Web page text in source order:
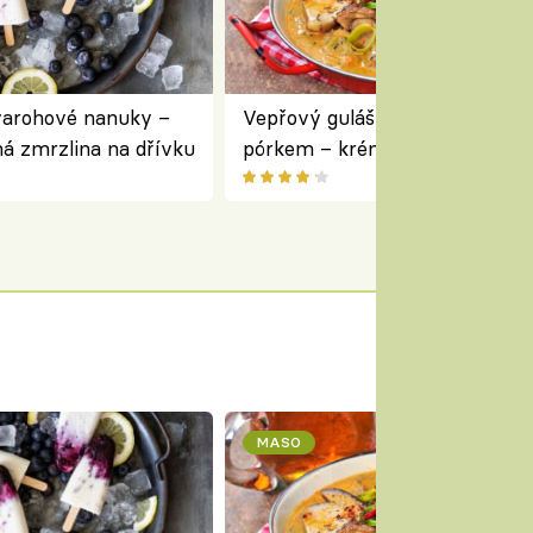
nanuky –
zmrzlina na dřívku
Vepřový guláš s houbami a
pórkem – krémový a voňavý
pokrm z jednoho hrnce
MASO